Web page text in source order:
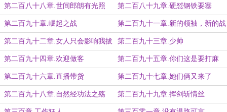
第二百八十八章.世间郎朗有光照 第二百八十九章.硬怼钢铁要塞
第二百九十章.崛起之战 第二百九十一章.新的领袖，新的战
局
第二百九十二章.女人只会影响我拔
剑的速度
第二百九十三章.少帅
第二百九十四章.欢迎做客 第二百九十五章.你们这是要打麻
将？
第二百九十六章.直播带货 第二百九十七章.她们俩又来了
第二百九十八章.自然经功法之殇 第二百九十九章.挥剑斩情丝